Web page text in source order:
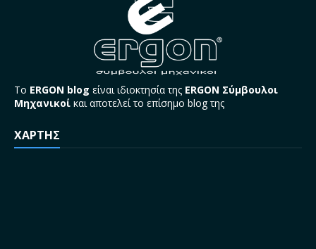
Το ERGON blog είναι ιδιοκτησία της ERGON Σύμβουλοι
Μηχανικοί και αποτελεί το επίσημο blog της
ΧΑΡΤΗΣ